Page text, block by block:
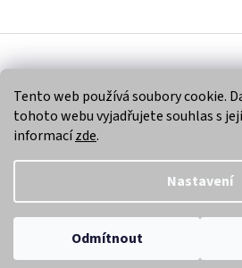
Tento web používá soubory cookie.
tohoto webu vyjadřujete souhlas s
informacízde.
Nastavení
Odmítnout
Copyright 2026